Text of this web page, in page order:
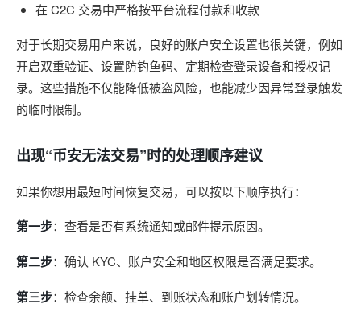
在 C2C 交易中严格按平台流程付款和收款
对于长期交易用户来说，良好的账户安全设置也很关键，例如
开启双重验证、设置防钓鱼码、定期检查登录设备和授权记
录。这些措施不仅能降低被盗风险，也能减少因异常登录触发
的临时限制。
出现“币安无法交易”时的处理顺序建议
如果你想用最短时间恢复交易，可以按以下顺序执行：
第一步：查看是否有系统通知或邮件提示原因。
第二步：确认 KYC、账户安全和地区权限是否满足要求。
第三步：检查余额、挂单、到账状态和账户划转情况。